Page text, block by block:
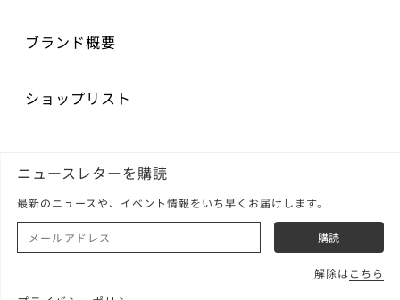
ブランド概要
ショップリスト
ニュースレターを購読
最新のニュースや、イベント情報をいち早くお届けします。
解除はこちら